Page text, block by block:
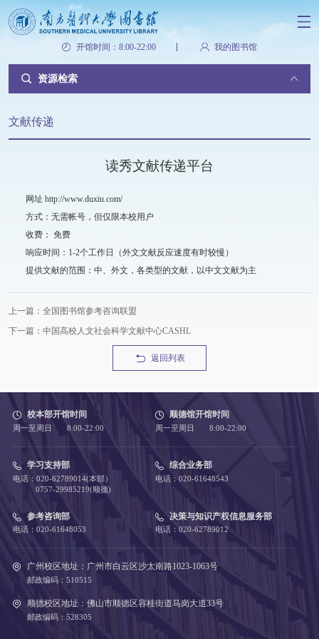
开馆时间：8:00-22:00 我的图书馆
资源检索
文献传递
读秀文献传递平台
网址 http://www.duxiu.com/
方式：无需帐号，但仅限本校用户
收费： 免费
响应时间：1-2个工作日（外文文献反应速度有时较慢）
提供文献的范围：中、外文，各类型的文献，以中文文献为主
上一篇：全国图书馆参考咨询联盟
下一篇：中国高校人文社会科学文献中心CASHL
返回列表
校本部开馆时间
周一至周日 8:00-22:00
顺德馆开馆时间
周一至周日 8:00-22:00
学习支持部
电话：020-62789014(本部）
0757-29985219(顺德)
综合业务部
电话：020-61648543
参考咨询部
电话：020-61648053
决策与知识产权信息服务部
电话：020-62789012
广州校区地址：广州市白云区沙太南路1023-1063号
邮政编码：510515
顺德校区地址：佛山市顺德区容桂街道马岗大道33号
邮政编码：528305